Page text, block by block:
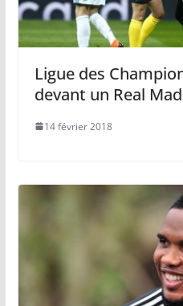
Ligue des
devant un Real
14 février 2018